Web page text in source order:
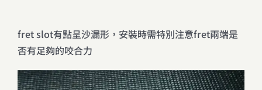
fret slot有點呈沙漏形，安裝時需特別注意fret兩端是
否有足夠的咬合力